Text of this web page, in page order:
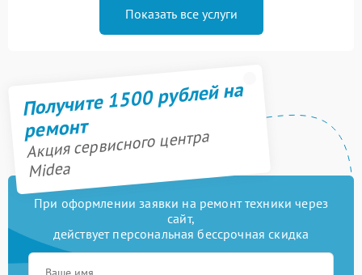
Показать все услуги
Получите 1500 рублей на
ремонт
Акция сервисного центра
Midea
При оформлении заявки на ремонт техники через
сайт,
действует персональная бессрочная скидка